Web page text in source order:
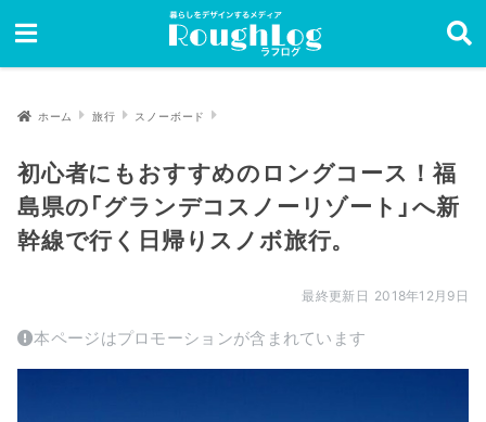
ホーム 旅行 スノーボード
初心者にもおすすめのロングコース！福
島県の「グランデコスノーリゾート」へ新
幹線で行く日帰りスノボ旅行。
2018年12月9日
本ページはプロモーションが含まれています